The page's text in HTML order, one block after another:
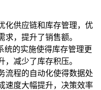
化供应链和库存管理，优
求，提升了销售额。
统的实施使得库存管理更
，减少了库存积压。
流程的自动化使得数据处
速度大幅提升，决策效率